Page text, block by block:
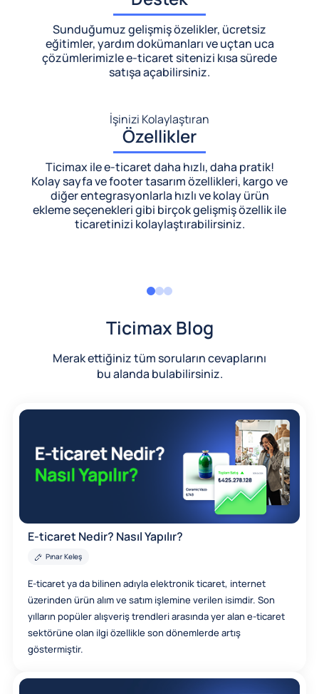
Sunduğumuz gelişmiş özelikler, ücretsiz
eğitimler, yardım dokümanları ve uçtan uca
çözümlerimizlee-ticaret sitenizi kısa sürede
satışa açabilirsiniz.
İşinizi Kolaylaştıran
Özellikler
Ticimax ile e-ticaret daha hızlı, daha pratik!
Kolay sayfa ve footer tasarım özellikleri, kargo ve
diğer entegrasyonlarla hızlı ve kolay ürün
ekleme seçenekleri gibi birçok gelişmiş özellik ile
ticaretinizi kolaylaştırabilirsiniz.
Ticimax Blog
Merak ettiğiniz tüm soruların cevaplarını
bu alanda bulabilirsiniz.
E-ticaret Nedir? Nasıl Yapılır?
Pınar Keleş
E-ticaret ya da bilinen adıyla elektronik ticaret, internet
üzerinden ürün alım ve satım işlemine verilen isimdir. Son
yılların popüler alışveriş trendleri arasında yer alan e-ticaret
sektörüne olan ilgi özellikle son dönemlerde artış
göstermiştir.